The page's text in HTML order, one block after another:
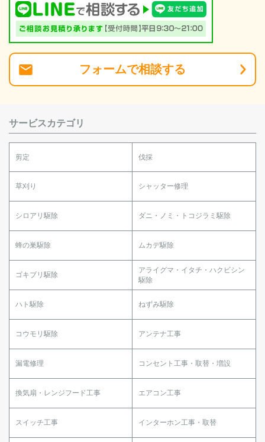
フォームで相談する
サービスカテゴリ
剪定 伐採
草刈り シャッター修理
シロアリ駆除 ダニ・ノミ・トコジラミ駆除
蜂の巣駆除 ムカデ駆除
ゴキブリ駆除
アライグマ・イタチ・ハクビシン
駆除
ハト駆除 ねずみ駆除
コウモリ駆除 アンテナ工事
漏電修理 コンセント工事・取替・増設
換気扇・レンジフード工事 エアコン工事
スイッチ工事 インターホン工事・取替